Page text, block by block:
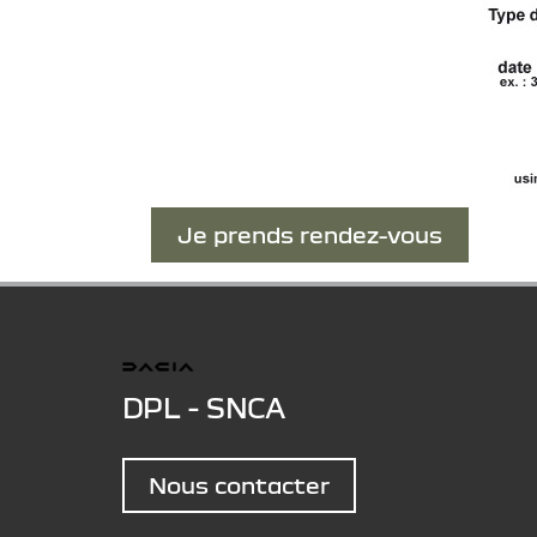
Je prends rendez-vous
DPL - SNCA
Nous contacter